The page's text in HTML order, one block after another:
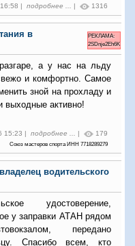
| подробнее ... 1316
в
РЕКЛАМА:
2SDnje2Eh6K
а у нас на льду
и комфортно. Самое
зной на прохладу и
выходные активно!
15:23 | подробнее ... | 179
Союз мастеров спорта ИНН 7718289279
водительского
удостоверение,
у заправки АТАН рядом
передано
Спасибо всем, кто